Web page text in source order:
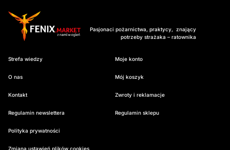
Pasjonaci pożarnictwa, praktycy, znający
potrzeby strażaka – ratownika
Strefa wiedzy
O nas
Kontakt
Regulamin newslettera
Polityka prywatności
Zmiana ustawień plików cookies
Moje konto
Mój koszyk
Zwroty i reklamacje
Regulamin sklepu